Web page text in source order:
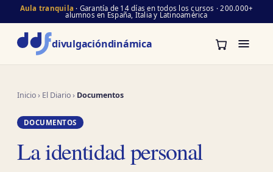
Aula tranquila · Garantía de 14 días en todos los cursos · 200.000+
alumnos en España, Italia y Latinoamérica
divulgacióndinámica
Inicio› El Diario› Documentos
DOCUMENTOS
La identidad personal